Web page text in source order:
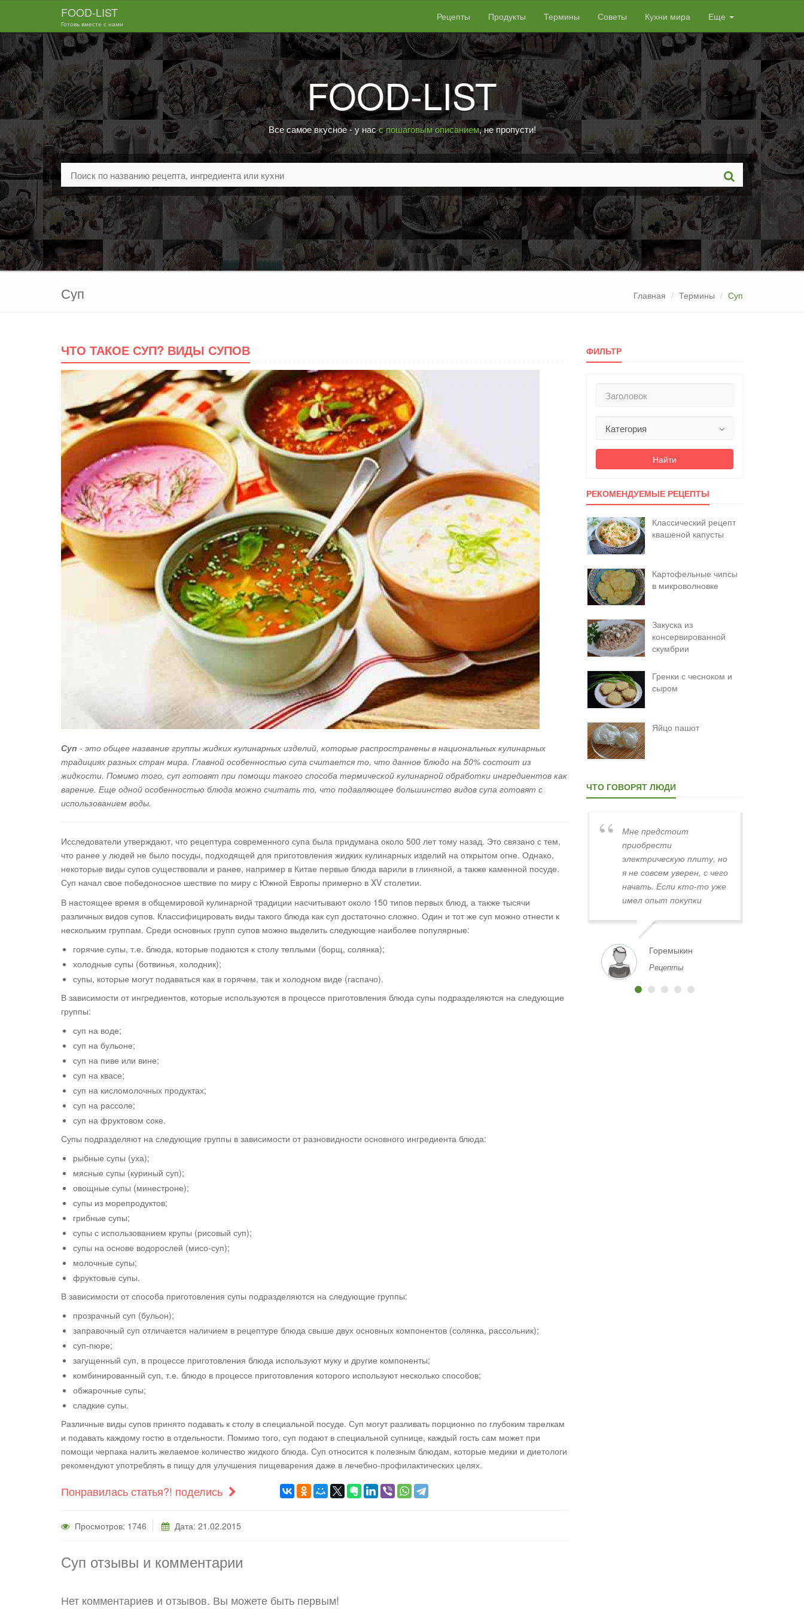
FOOD-LIST
Готовь вместе с нами
Рецепты Продукты Термины Советы Кухни мира Еще
FOOD-LIST
Все самое вкусное - у насс пошаговым описанием, не пропусти!
Суп Главная Термины Суп
ЧТО ТАКОЕ СУП? ВИДЫ СУПОВ
Суп - это общее название группы жидких кулинарных изделий, которые распространены в национальных кулинарных
традициях разных стран мира. Главной особенностью супа считается то, что данное блюдо на 50% состоит из
жидкости. Помимо того, суп готовят при помощи такого способа термической кулинарной обработки ингредиентов как
варение. Еще одной особенностью блюда можно считать то, что подавляющее большинство видов супа готовят с
использованием воды.
Исследователи утверждают, что рецептура современного супа была придумана около 500 лет тому назад. Это связано с тем,
что ранее у людей не было посуды, подходящей для приготовления жидких кулинарных изделий на открытом огне. Однако,
некоторые виды супов существовали и ранее, например в Китае первые блюда варили в глиняной, а также каменной посуде.
Суп начал свое победоносное шествие по миру с Южной Европы примерно в XV столетии.
В настоящее время в общемировой кулинарной традиции насчитывают около 150 типов первых блюд, а также тысячи
различных видов супов. Классифицировать виды такого блюда как суп достаточно сложно. Один и тот же суп можно отнести к
нескольким группам. Среди основных групп супов можно выделить следующие наиболее популярные:
горячие супы, т.е. блюда, которые подаются к столу теплыми (борщ, солянка);
холодные супы (ботвинья, холодник);
супы, которые могут подаваться как в горячем, так и холодном виде (гаспачо).
В зависимости от ингредиентов, которые используются в процессе приготовления блюда супы подразделяются на следующие
группы:
суп на воде;
суп на бульоне;
суп на пиве или вине;
суп на квасе;
суп на кисломолочных продуктах;
суп на рассоле;
суп на фруктовом соке.
Супы подразделяют на следующие группы в зависимости от разновидности основного ингредиента блюда:
рыбные супы (уха);
мясные супы (куриный суп);
овощные супы (минестроне);
супы из морепродуктов;
грибные супы;
супы с использованием крупы (рисовый суп);
супы на основе водорослей (мисо-суп);
молочные супы;
фруктовые супы.
В зависимости от способа приготовления супы подразделяются на следующие группы:
прозрачный суп (бульон);
заправочный суп отличается наличием в рецептуре блюда свыше двух основных компонентов (солянка, рассольник);
суп-пюре;
загущенный суп, в процессе приготовления блюда используют муку и другие компоненты;
комбинированный суп, т.е. блюдо в процессе приготовления которого используют несколько способов;
обжарочные супы;
сладкие супы.
Различные виды супов принято подавать к столу в специальной посуде. Суп могут разливать порционно по глубоким тарелкам
и подавать каждому гостю в отдельности. Помимо того, суп подают в специальной супнице, каждый гость сам может при
помощи черпака налить желаемое количество жидкого блюда. Суп относится к полезным блюдам, которые медики и диетологи
рекомендуют употреблять в пищу для улучшения пищеварения даже в лечебно-профилактических целях.
Понравилась статья?! поделись
Просмотров: 1746 Дата: 21.02.2015
Суп отзывы и комментарии
Нет комментариев и отзывов. Вы можете быть первым!
ФИЛЬТР
Найти
РЕКОМЕНДУЕМЫЕ РЕЦЕПТЫ
Классический рецепт
квашеной капусты
Картофельные чипсы
в микроволновке
Закуска из
консервированной
скумбрии
Гренки с чесноком и
сыром
Яйцо пашот
ЧТО ГОВОРЯТ ЛЮДИ
пельмени! супер!
Мне предстоит
приобрести
электрическую плиту, но
я не совсем уверен, с чего
начать. Если кто-то уже
имел опыт покупки
поделитесь, пожалуйста,
советами. Где лучше
всего искать плиты по
хорошей цене и с
надежным качеством?
Какие магазины или
Горемыкин
Рецепты